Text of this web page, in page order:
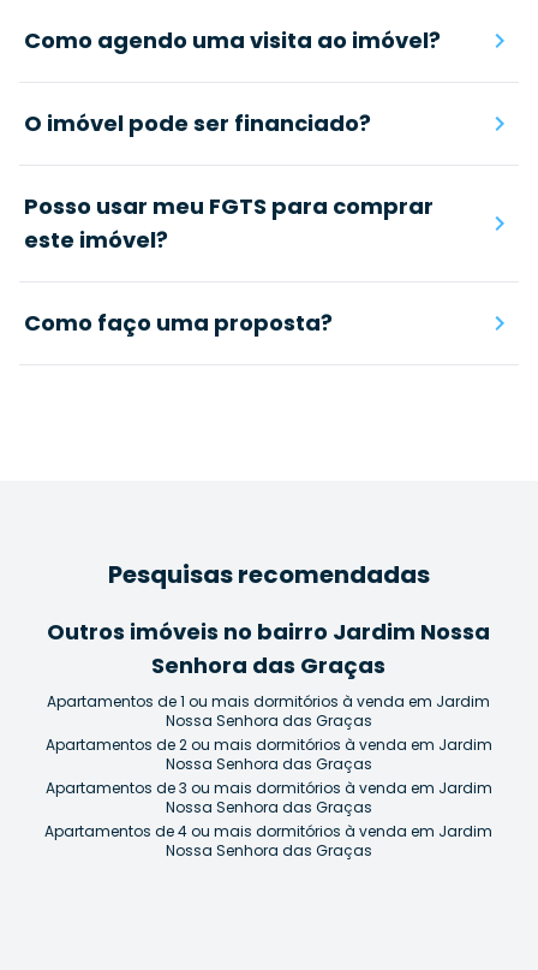
Como agendo uma visita ao imóvel?
O imóvel pode ser financiado?
Posso usar meu FGTS para comprar
este imóvel?
Como faço uma proposta?
Pesquisas recomendadas
Outros imóveis no bairro Jardim Nossa
Senhora das Graças
Apartamentos de 1 ou mais dormitórios à venda em Jardim
Nossa Senhora das Graças
Apartamentos de 2 ou mais dormitórios à venda em Jardim
Nossa Senhora das Graças
Apartamentos de 3 ou mais dormitórios à venda em Jardim
Nossa Senhora das Graças
Apartamentos de 4 ou mais dormitórios à venda em Jardim
Nossa Senhora das Graças